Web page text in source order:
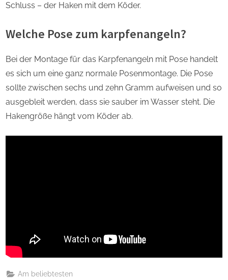
Schluss – der Haken mit dem Köder.
Welche Pose zum karpfenangeln?
Bei der Montage für das Karpfenangeln mit Pose handelt
es sich um eine ganz normale Posenmontage. Die Pose
sollte zwischen sechs und zehn Gramm aufweisen und so
ausgebleit werden, dass sie sauber im Wasser steht. Die
Hakengröße hängt vom Köder ab.
Am beliebtesten